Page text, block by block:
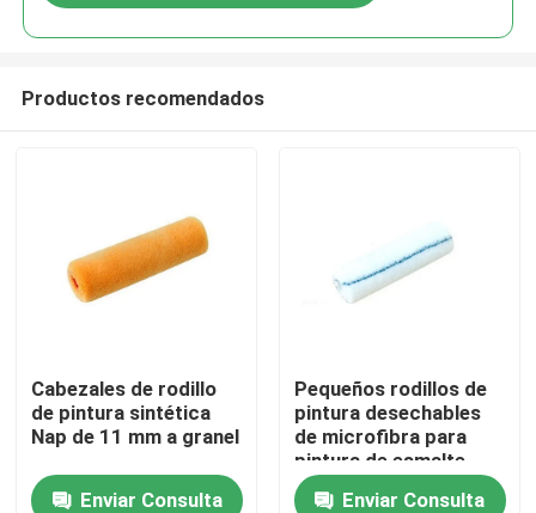
Productos
Sobre nosotros
Productos recomendados
Cabezales de rodillo
de pintura sintética
Nap de 11 mm a granel
Enviar Consulta
Pequeños rodillos de
pintura desechables
de microfibra para
pintura de esmalte
Enviar Consulta